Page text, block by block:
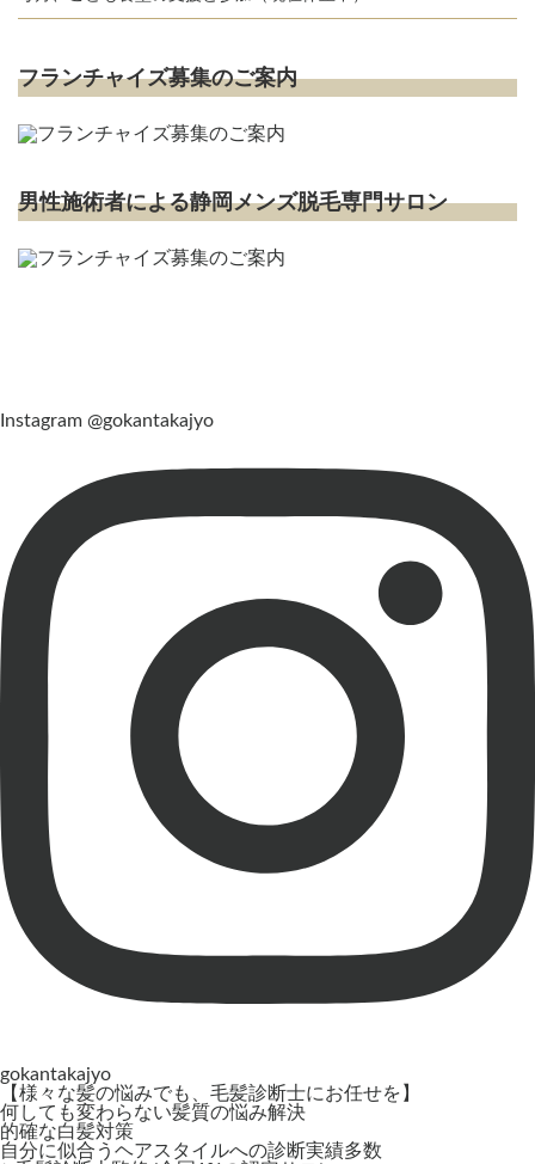
フランチャイズ募集のご案内
男性施術者による静岡メンズ脱毛専門サロン
Instagram @gokantakajyo
gokantakajyo
【様々な髪の悩みでも、毛髪診断士にお任せを】
何しても変わらない髪質の悩み解決
的確な白髪対策
自分に似合うヘアスタイルへの診断実績多数